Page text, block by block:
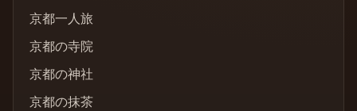
京都一人旅
京都の寺院
京都の神社
京都の抹茶